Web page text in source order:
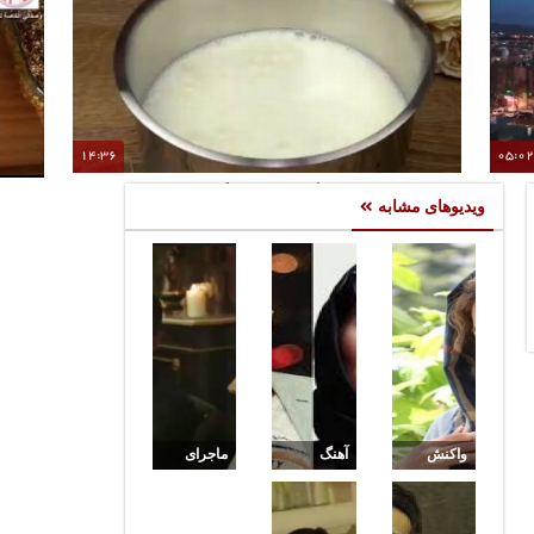
05:02
14:36
طرز تهیه بستنی کیم
ویدیوهای مشابه
واکنش
سمانه
پاکدل به
آهنگ
خواندن
سمانه
ماجرای